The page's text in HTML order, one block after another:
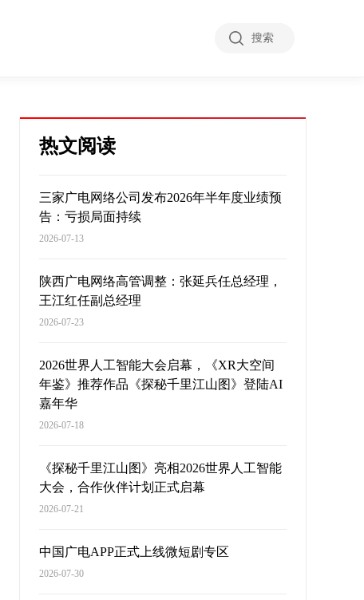
搜索
热文阅读
三家广电网络公司发布2026年半年度业绩预
告：亏损局面持续
2026-07-13
陕西广电网络高管调整：张延兵任总经理，
王江红任副总经理
2026-07-23
2026世界人工智能大会启幕，《XR大空间
年鉴》推荐作品《探秘千里江山图》登陆AI
嘉年华
2026-07-18
《探秘千里江山图》亮相2026世界人工智能
大会，合作伙伴计划正式启幕
2026-07-21
中国广电APP正式上线微短剧专区
2026-07-30